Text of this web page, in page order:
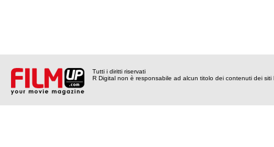
Tutti i diritti riservati
R Digital non è responsabile ad alcun titolo dei contenuti dei siti